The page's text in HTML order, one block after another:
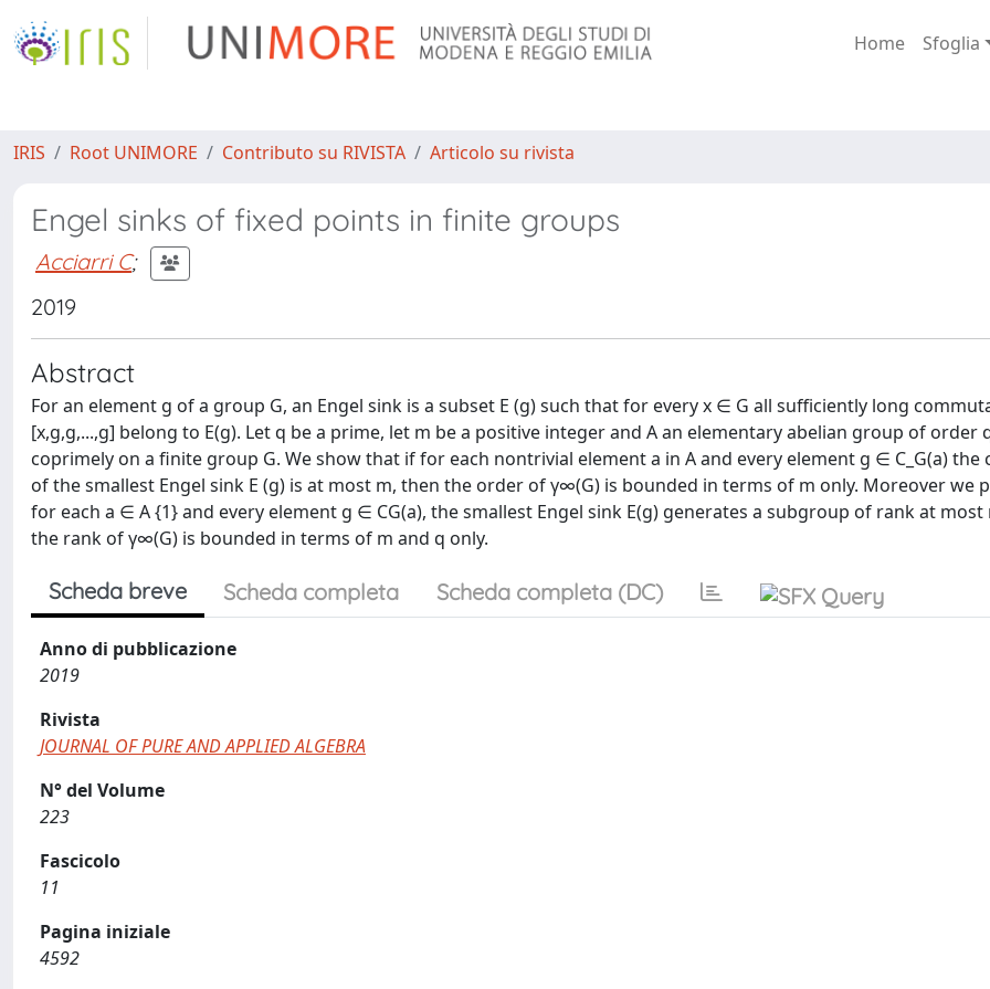
Home Sfoglia
IRIS Root UNIMORE Contributo su RIVISTA Articolo su rivista
Engel sinks of fixed points in finite groups
Acciarri C;
2019
Abstract
For an element g of a group G, an Engel sink is a subset E (g) such that for every x ∈ G all sufficiently long
[x,g,g,...,g] belong to E(g). Let q be a prime, let m be a positive integer and A an elementary abelian group of order
coprimely on a finite group G. We show that if for each nontrivial element a in A and every element g ∈ C_G(a) the
of the smallest Engel sink E (g) is at most m, then the order of γ∞(G) is bounded in terms of m only. Moreover we
for each a ∈ A {1} and every element g ∈ CG(a), the smallest Engel sink E(g) generates a subgroup of rank at most
the rank of γ∞(G) is bounded in terms of m and q only.
Scheda breve Scheda completa Scheda completa (DC)
Anno di pubblicazione
2019
Rivista
JOURNAL OF PURE AND APPLIED ALGEBRA
N° del Volume
223
Fascicolo
11
Pagina iniziale
4592